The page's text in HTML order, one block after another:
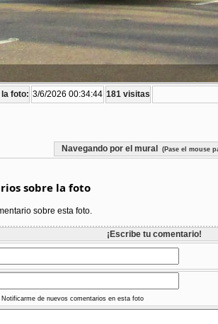
la foto: 3/6/2026 00:34:44 181 visitas
Navegando por el mural (Pase el mouse
sobre la foto
sobre esta foto.
¡Escribe tu comentario!
Notificarme de nuevos comentarios en esta foto